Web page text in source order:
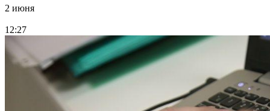
2 июня
12:27